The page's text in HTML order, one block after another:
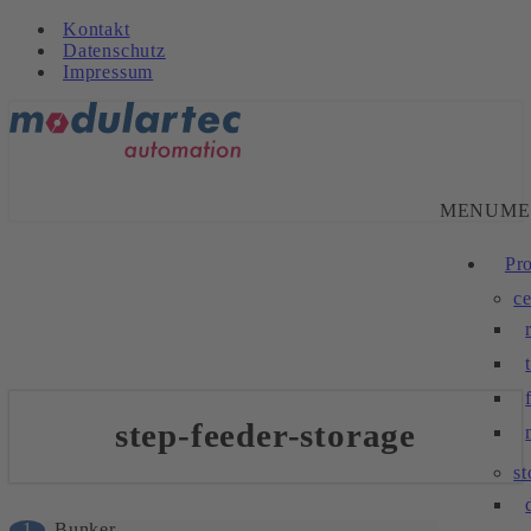
Kontakt
Datenschutz
Impressum
MENU
step-feeder-storage